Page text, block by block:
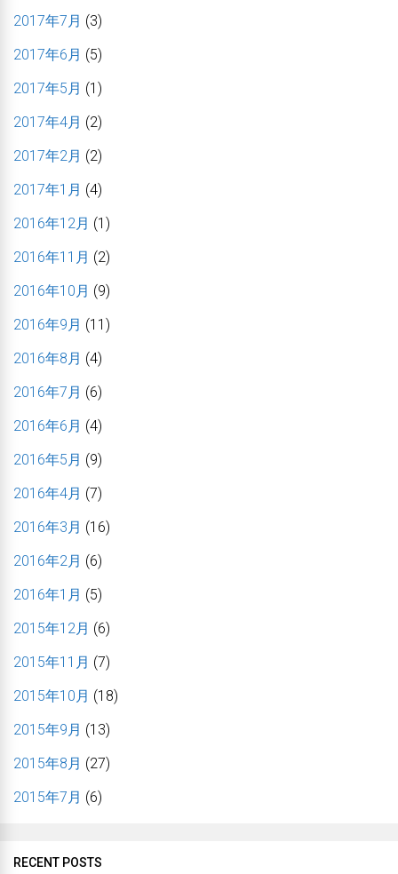
2017年7月 (3)
2017年6月 (5)
2017年5月 (1)
2017年4月 (2)
2017年2月 (2)
2017年1月 (4)
2016年12月 (1)
2016年11月 (2)
2016年10月 (9)
2016年9月 (11)
2016年8月 (4)
2016年7月 (6)
2016年6月 (4)
2016年5月 (9)
2016年4月 (7)
2016年3月 (16)
2016年2月 (6)
2016年1月 (5)
2015年12月 (6)
2015年11月 (7)
2015年10月 (18)
2015年9月 (13)
2015年8月 (27)
2015年7月 (6)
RECENT POSTS